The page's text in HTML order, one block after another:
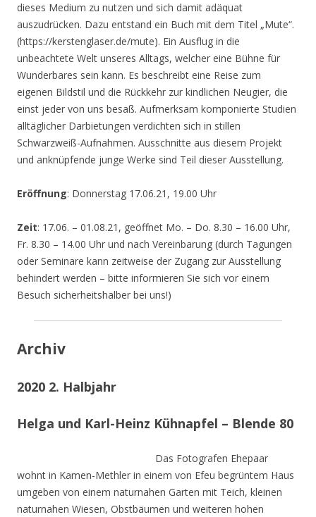
dieses Medium zu nutzen und sich damit adäquat
auszudrücken. Dazu entstand ein Buch mit dem Titel „Mute“.
(https://kerstenglaser.de/mute). Ein Ausflug in die
unbeachtete Welt unseres Alltags, welcher eine Bühne für
Wunderbares sein kann. Es beschreibt eine Reise zum
eigenen Bildstil und die Rückkehr zur kindlichen Neugier, die
einst jeder von uns besaß. Aufmerksam komponierte Studien
alltäglicher Darbietungen verdichten sich in stillen
Schwarzweiß-Aufnahmen. Ausschnitte aus diesem Projekt
und anknüpfende junge Werke sind Teil dieser Ausstellung.
Eröffnung: Donnerstag 17.06.21, 19.00 Uhr
Zeit: 17.06. – 01.08.21, geöffnet Mo. – Do. 8.30 – 16.00 Uhr,
Fr. 8.30 – 14.00 Uhr und nach Vereinbarung (durch Tagungen
oder Seminare kann zeitweise der Zugang zur Ausstellung
behindert werden – bitte informieren Sie sich vor einem
Besuch sicherheitshalber bei uns!)
Archiv
2020 2. Halbjahr
Helga und Karl-Heinz Kühnapfel – Blende 80
Das Fotografen Ehepaar
wohnt in Kamen-Methler in einem von Efeu begrüntem Haus
umgeben von einem naturnahen Garten mit Teich, kleinen
naturnahen Wiesen, Obstbäumen und weiteren hohen